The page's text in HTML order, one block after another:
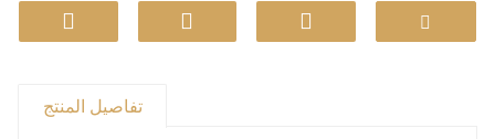
LG ذات التنسيق الكبير جدًا بالليزر من Lin إلى حيز الوجود.
تفاصيل المنتج